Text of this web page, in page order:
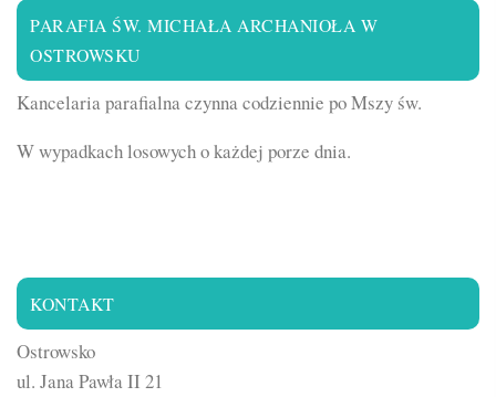
PARAFIA ŚW. MICHAŁA ARCHANIOŁA W
OSTROWSKU
Kancelaria parafialna czynna codziennie po Mszy św.
W wypadkach losowych o każdej porze dnia.
KONTAKT
Ostrowsko
ul. Jana Pawła II 21